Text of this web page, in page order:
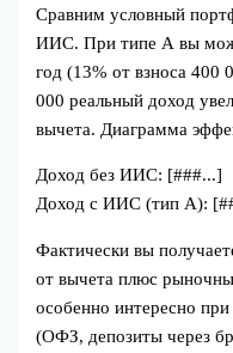
Сравним условный
ИИС. При типе А вы
год (13% от взноса 400
000 реальный доход
вычета. Диаграмма
Доход без ИИС: [###...]
Доход с ИИС (тип А):
Фактически вы
от вычета плюс
особенно интересно при
(ОФЗ, депозиты через